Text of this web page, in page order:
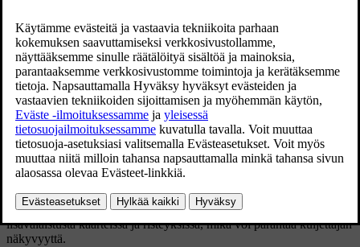
Päivitetty 19.03.2020
Valokuvio toiminnon ollessa aktivoimaton (vasen) ja
aktivoitu (oikea).
Aktiiviset kaarrevalot noudattavat ohjauspyörän liikettä antaakseen
lisävalaistusta kaarteissa ja risteyksissä, mikä voi parantaa kuljettajan
näkyvyyttä.